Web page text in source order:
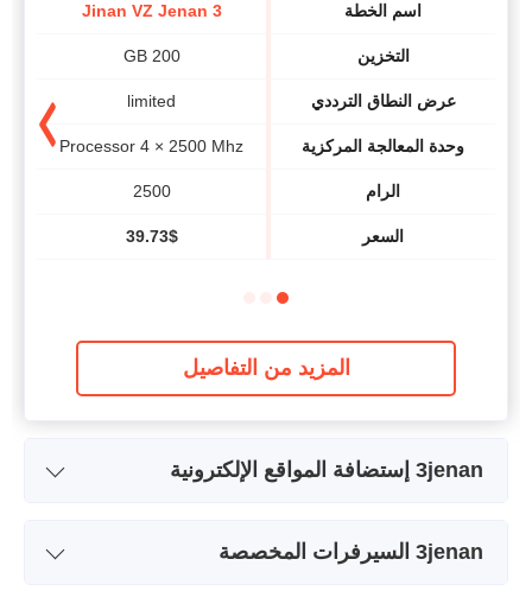
اسم الخطة
التخزين
عرض النطاق الترددي
وحدة المعالجة المركزية
الرام
السعر
Jinan VZ Jenan 3
200 GB
limited
Processor 4 × 2500 Mhz
2500
$
39.73
المزيد من التفاصيل
3jenan إستضافة المواقع الإلكترونية
عرض النطاق الترددي
3jenan السيرفرات المخصصة